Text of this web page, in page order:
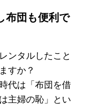
布団も便利で
ンタルしたこと
すか？
代は「布団を借
主婦の恥」とい